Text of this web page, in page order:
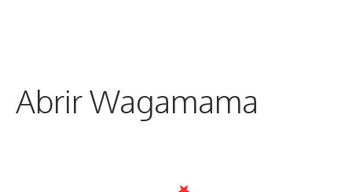
Abrir Wagamama